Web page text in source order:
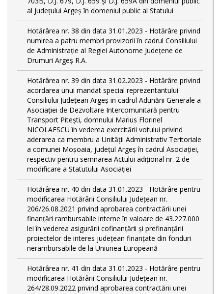
al Judeţului Argeş în domeniul public al Statului
Hotărârea nr. 38 din data 31.01.2023 - Hotărâre privind
numirea a patru membri provizorii în cadrul Consiliului
de Administraţie al Regiei Autonome Judeţene de
Drumuri Argeş R.A.
Hotărârea nr. 39 din data 31.02.2023 - Hotărâre privind
acordarea unui mandat special reprezentantului
Consiliului Judeţean Argeş in cadrul Adunării Generale a
Asociaţiei de Dezvoltare Intercomunitară pentru
Transport Piteşti, domnului Marius Florinel
NICOLAESCU în vederea exercitării votului privind
aderarea ca membru a Unităţii Administrativ Teritoriale
a comunei Moşoaia, judeţul Argeş în cadrul Asociaţiei,
respectiv pentru semnarea Actului adiţional nr. 2 de
modificare a Statutului Asociaţiei
Hotărârea nr. 40 din data 31.01.2023 - Hotărâre pentru
modificarea Hotărârii Consiliului Judeţean nr.
206/26.08.2021 privind aprobarea contractării unei
finanţări rambursabile interne în valoare de 43.227.000
lei în vederea asigurării cofinanţării şi prefinanţării
proiectelor de interes judeţean finanţate din fonduri
nerambursabile de la Uniunea Europeană
Hotărârea nr. 41 din data 31.01.2023 - Hotărâre pentru
modificarea Hotărârii Consiliului Judeţean nr.
264/28.09.2022 privind aprobarea contractării unei